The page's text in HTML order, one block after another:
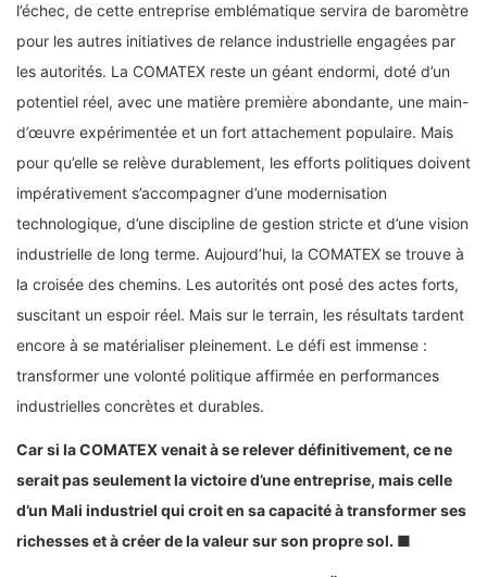
l’échec, de cette entreprise emblématique servira de baromètre
pour les autres initiatives de relance industrielle engagées par
les autorités. La COMATEX reste un géant endormi, doté d’un
potentiel réel, avec une matière première abondante, une main-
d’œuvre expérimentée et un fort attachement populaire. Mais
pour qu’elle se relève durablement, les efforts politiques doivent
impérativement s’accompagner d’une modernisation
technologique, d’une discipline de gestion stricte et d’une vision
industrielle de long terme. Aujourd’hui, la COMATEX se trouve à
la croisée des chemins. Les autorités ont posé des actes forts,
suscitant un espoir réel. Mais sur le terrain, les résultats tardent
encore à se matérialiser pleinement. Le défi est immense :
transformer une volonté politique affirmée en performances
industrielles concrètes et durables.
Car si la COMATEX venait à se relever définitivement, ce ne
serait pas seulement la victoire d’une entreprise, mais celle
d’un Mali industriel qui croit en sa capacité à transformer ses
richesses et à créer de la valeur sur son propre sol. ■